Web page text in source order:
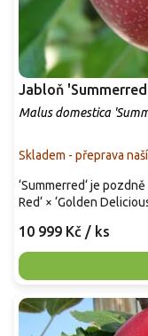
Jabloň
Malus domestica
Skladem - přeprava
10 999 Kč / ks
‘Summerred‘ je
Red‘ × ‘Golden